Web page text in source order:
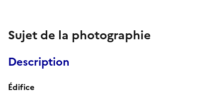
Sujet de la photographie
Description
Édifice